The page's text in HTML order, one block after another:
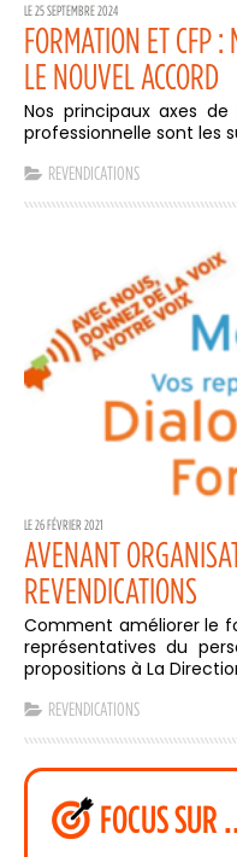
LE 25 SEPTEMBRE 2024
FORMATION ET CFP
LE NOUVEL ACCORD
Nos principaux axes
professionnelle sont les
REVENDICATIONS
LE 26 FÉVRIER 2021
AVENANT
REVENDICATIONS
Comment améliorer le
représentatives du
propositions à La
REVENDICATIONS
FOCUS